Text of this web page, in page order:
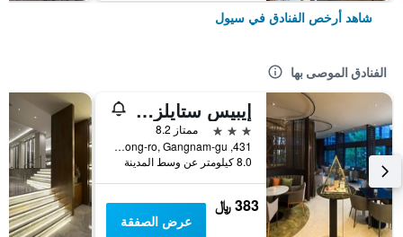
شاهد أرخص الفنادق في سيول
الفنادق الموصى بها
إيبيس ستايلز أمباسادور سيول غانغنام
3 نجوم
ممتاز 8.2
431, Samseong-ro, Gangnam-gu, سيول, كوريا الجنوبية
8.0 كيلومتر عن وسط المدينة
383 ﷼
عرض الصفقة